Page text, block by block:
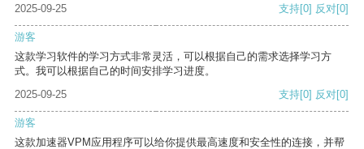
2025-09-25
支持[0] 反对[0]
游客
这款学习软件的学习方式非常灵活，可以根据自己的需求选择学习方
式。我可以根据自己的时间安排学习进度。
2025-09-25
支持[0] 反对[0]
游客
这款加速器VPM应用程序可以给你提供最高速度和安全性的连接，并帮